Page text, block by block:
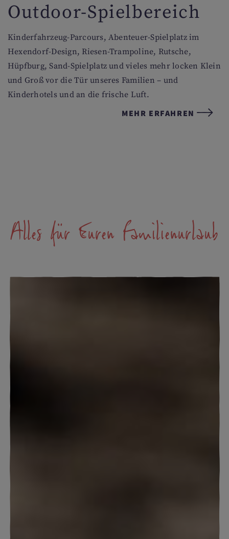
Outdoor-Spielbereich
Kinderfahrzeug-Parcours, Abenteuer-Spielplatz im
Hexendorf-Design, Riesen-Trampoline, Rutsche,
Hüpfburg, Sand-Spielplatz und vieles mehr locken Klein
und Groß vor die Tür unseres Familien – und
Kinderhotels und an die frische Luft.
MEHR ERFAHREN
Alles für Euren Familienurlaub